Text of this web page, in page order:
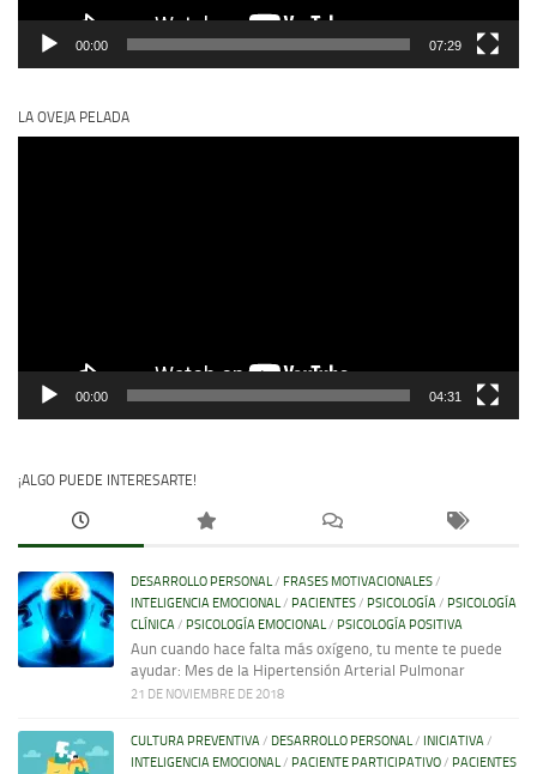
00:00 07:29
LA OVEJA PELADA
00:00 04:31
¡ALGO PUEDE INTERESARTE!
DESARROLLO PERSONAL / FRASES MOTIVACIONALES /
INTELIGENCIA EMOCIONAL / PACIENTES / PSICOLOGÍA / PSICOLOGÍA
CLÍNICA / PSICOLOGÍA EMOCIONAL / PSICOLOGÍA POSITIVA
Aun cuando hace falta más oxígeno, tu mente te puede
ayudar: Mes de la Hipertensión Arterial Pulmonar
21 DE NOVIEMBRE DE 2018
CULTURA PREVENTIVA / DESARROLLO PERSONAL / INICIATIVA /
INTELIGENCIA EMOCIONAL / PACIENTE PARTICIPATIVO / PACIENTES